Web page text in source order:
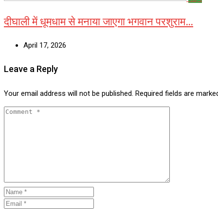
दीघाली में धूमधाम से मनाया जाएगा भगवान परशुराम…
April 17, 2026
Leave a Reply
Your email address will not be published. Required fields are